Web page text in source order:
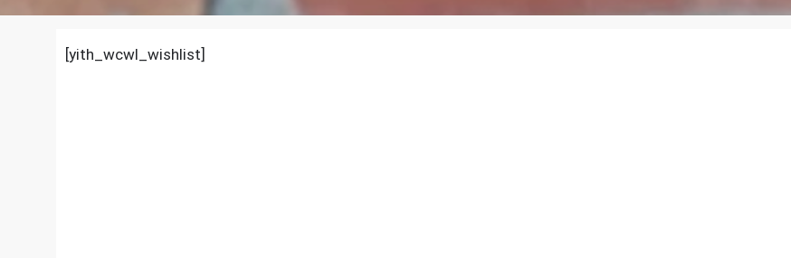
[yith_wcwl_wishlist]